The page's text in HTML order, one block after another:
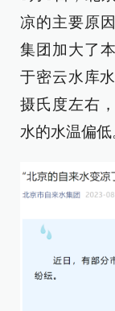
凉的主要原
集团加大了
于密云水库
摄氏度左右
水的水温偏低